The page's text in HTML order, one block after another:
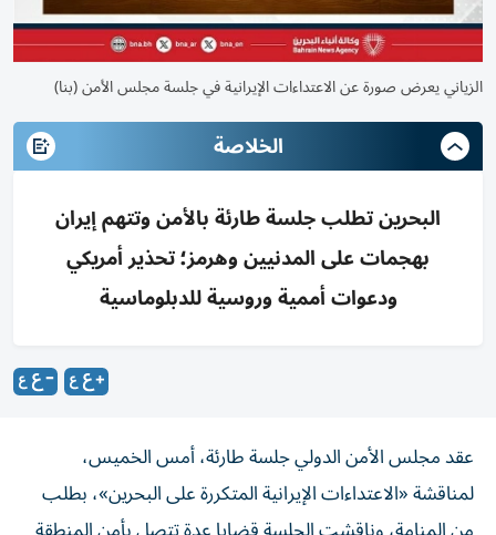
الزياني يعرض صورة عن الاعتداءات الإيرانية في جلسة مجلس الأمن (بنا)
الخلاصة
البحرين تطلب جلسة طارئة بالأمن وتتهم إيران
بهجمات على المدنيين وهرمز؛ تحذير أمريكي
ودعوات أممية وروسية للدبلوماسية
عقد مجلس الأمن الدولي جلسة طارئة، أمس الخميس،
لمناقشة «الاعتداءات الإيرانية المتكررة على البحرين»، بطلب